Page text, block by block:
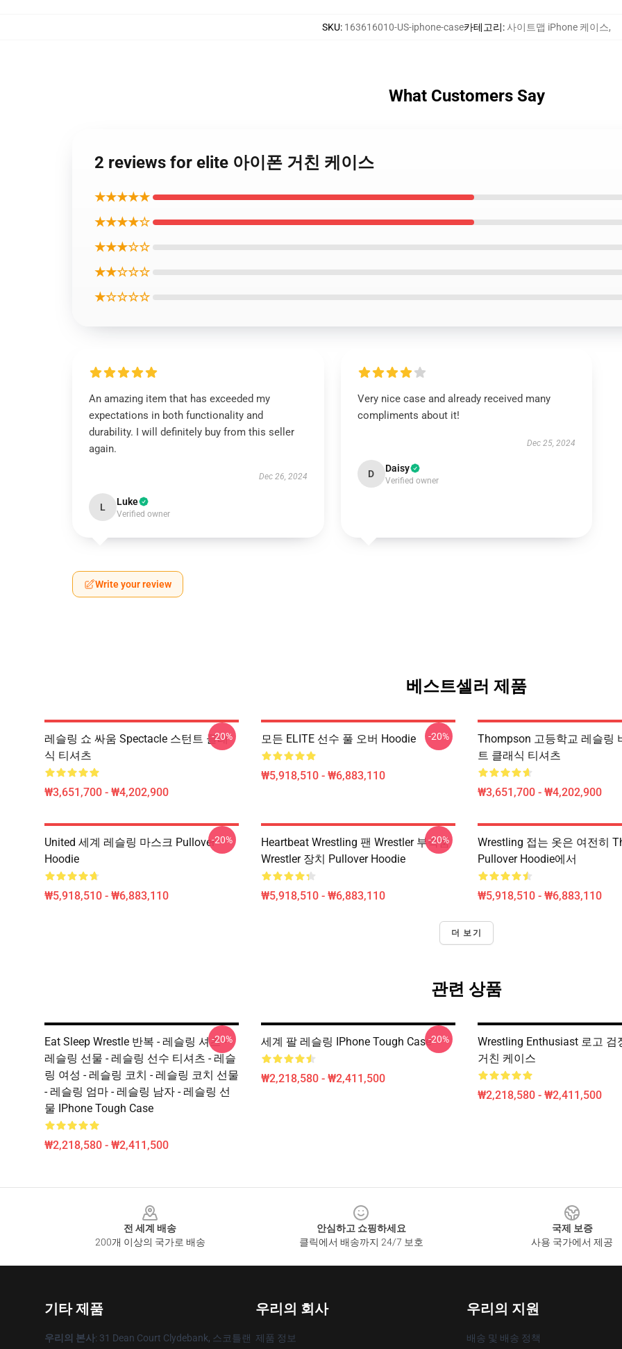
SKU: 163616010-US-iphone-case카테고리:사이트맵 iPhone 케이스,
What Customers Say
2 reviews for elite 아이폰 거친 케이스
★★★★★
★★★★☆
★★★☆☆
★★☆☆☆
★☆☆☆☆
An amazing item that has exceeded my
expectations in both functionality and
durability. I will definitely buy from this seller
again.
Dec 26, 2024
L Luke
Verified owner
Very nice case and already received many
compliments about it!
Dec 25, 2024
D Daisy
Verified owner
Write your review
베스트셀러 제품
레슬링 쇼 싸움 Spectacle 스턴트 클래
식 티셔츠
₩3,651,700 - ₩4,202,900
-20% 모든 ELITE 선수 풀 오버 Hoodie
₩5,918,510 - ₩6,883,110
-20%
Thompson 고등학교 레슬링
트 클래식 티셔츠
₩3,651,700 - ₩4,202,900
United 세계 레슬링 마스크 Pullover
Hoodie
₩5,918,510 - ₩6,883,110
-20%
Heartbeat Wrestling 팬 Wrestler 부속품
Wrestler 장치 Pullover Hoodie
₩5,918,510 - ₩6,883,110
-20%
Wrestling 접는 옷은 여전히
Pullover Hoodie에서
₩5,918,510 - ₩6,883,110
더 보기
관련 상품
Eat Sleep Wrestle 반복 - 레슬링 셔츠 -
레슬링 선물 - 레슬링 선수 티셔츠 - 레슬
링 여성 - 레슬링 코치 - 레슬링 코치 선물
- 레슬링 엄마 - 레슬링 남자 - 레슬링 선
물 IPhone Tough Case
₩2,218,580 - ₩2,411,500
-20% 세계 팔 레슬링 IPhone Tough Case
₩2,218,580 - ₩2,411,500
-20%
Wrestling Enthusiast 로고 검
거친 케이스
₩2,218,580 - ₩2,411,500
전 세계 배송
200개 이상의 국가로 배송
안심하고 쇼핑하세요
클릭에서 배송까지 24/7 보호
국제 보증
사용 국가에서 제공
기타 제품
우리의 본사: 31 Dean Court Clydebank, 스코틀랜
우리의 회사
제품 정보
우리의 지원
배송 및 배송 정책